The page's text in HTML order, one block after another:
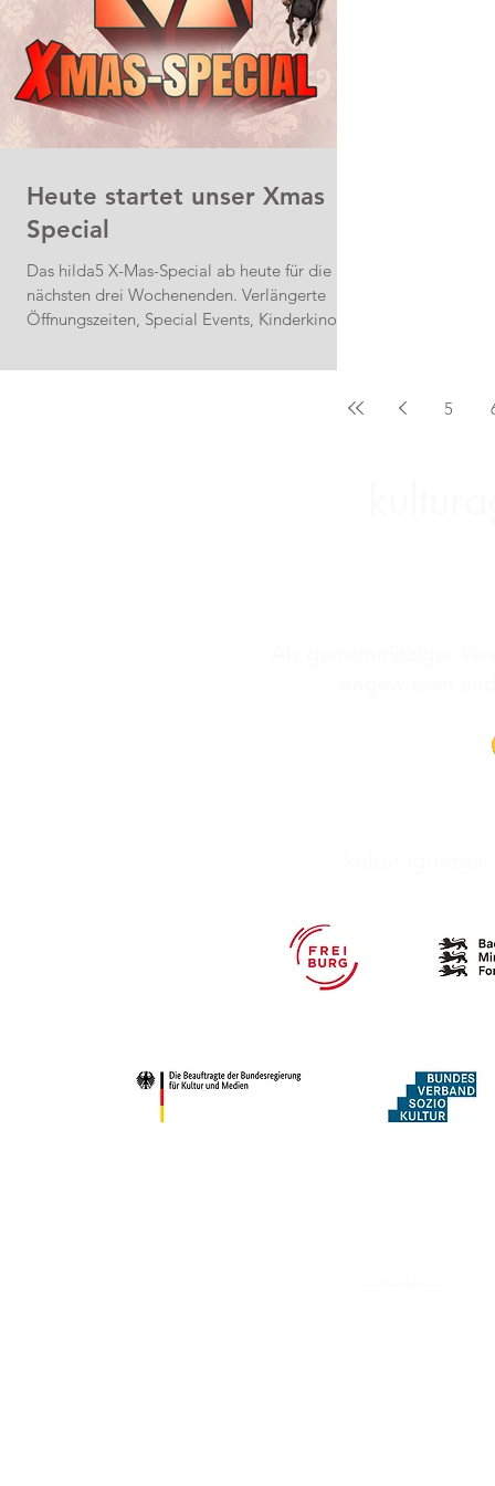
Heute startet unser Xmas
Special
Das hilda5 X-Mas-Special ab heute für die
nächsten drei Wochenenden. Verlängerte
Öffnungszeiten, Special Events, Kinderkino,...
5